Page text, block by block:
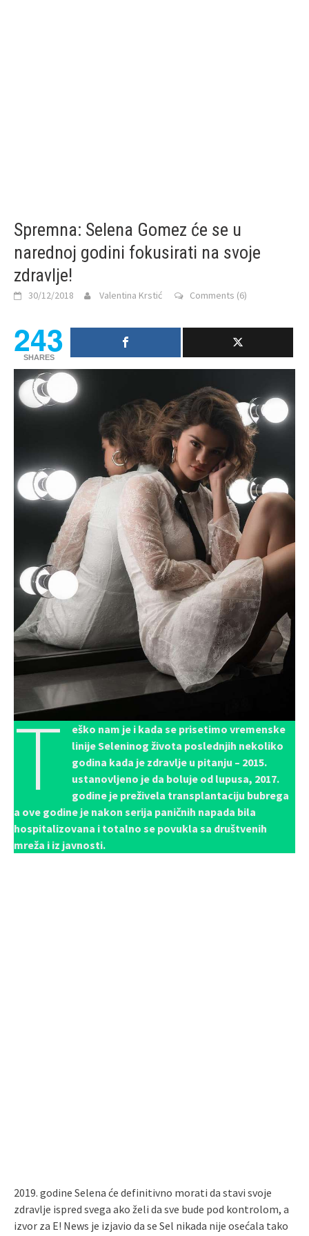
Spremna: Selena Gomez će se u
narednoj godini fokusirati na svoje
zdravlje!
30/12/2018 Valentina Krstić Comments (6)
243
SHARES
T
eško nam je i kada se prisetimo vremenske
linije Seleninog života poslednjih nekoliko
godina kada je zdravlje u pitanju – 2015.
ustanovljeno je da boluje od lupusa, 2017.
godine je preživela transplantaciju bubrega
a ove godine je nakon serija paničnih napada bila
hospitalizovana i totalno se povukla sa društvenih
mreža i iz javnosti.
2019. godine Selena će definitivno morati da stavi svoje
zdravlje ispred svega ako želi da sve bude pod kontrolom, a
izvor za E! News je izjavio da se Sel nikada nije osećala tako